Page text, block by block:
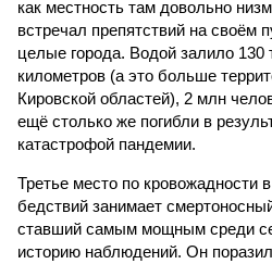
как местность там довольно
встречал препятствий на своём
целые города. Водой залило 130
километров (а это больше
Кировской областей), 2 млн
ещё столько же погибли в
катастрофой пандемии.
Третье место по кровожадности
бедствий занимает
ставший самым мощным среди
историю наблюдений. Он